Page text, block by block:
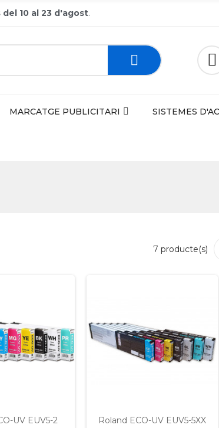
del 10 al 23 d'agost.
MARCATGE PUBLICITARI SISTEMES
7 producte(s)
UV EUV5-2
Roland ECO-UV EUV5-5XX